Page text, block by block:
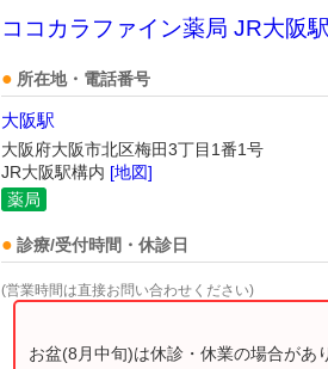
ココカラファイン薬局 JR大阪
所在地・電話番号
大阪駅
大阪府大阪市北区梅田3丁目1番1号
JR大阪駅構内 [地図]
薬局
診療/受付時間・休診日
(営業時間は直接お問い合わせください)
お盆(8月中旬)は休診・休業の場合があ